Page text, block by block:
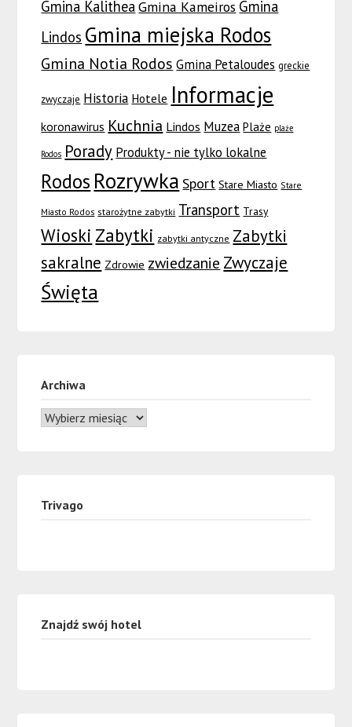
Gmina Kalithea Gmina Kameiros Gmina
Lindos Gmina miejska Rodos
Gmina Notia Rodos Gmina Petaloudes greckie
zwyczaje Historia Hotele Informacje
koronawirus Kuchnia Lindos Muzea Plaże plaże
Rodos Porady Produkty - nie tylko lokalne
Rodos Rozrywka Sport Stare Miasto Stare
Miasto Rodos starożytne zabytki Transport Trasy
Wioski Zabytki zabytki antyczne Zabytki
sakralne Zdrowie zwiedzanie Zwyczaje
Święta
Archiwa
Trivago
Znajdź swój hotel